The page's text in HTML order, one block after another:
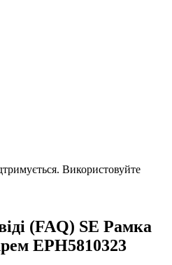
Використовуйте
(FAQ) SE Рамка
EPH5810323